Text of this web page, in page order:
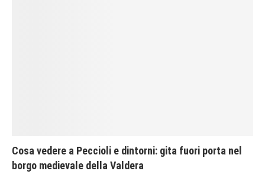
Cosa vedere a Peccioli e dintorni: gita fuori porta nel
borgo medievale della Valdera